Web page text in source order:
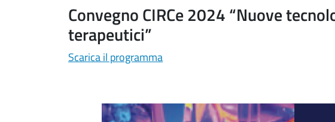
Convegno CIRCe 2024 “Nuove
terapeutici”
Scarica il programma
Salta lo slider